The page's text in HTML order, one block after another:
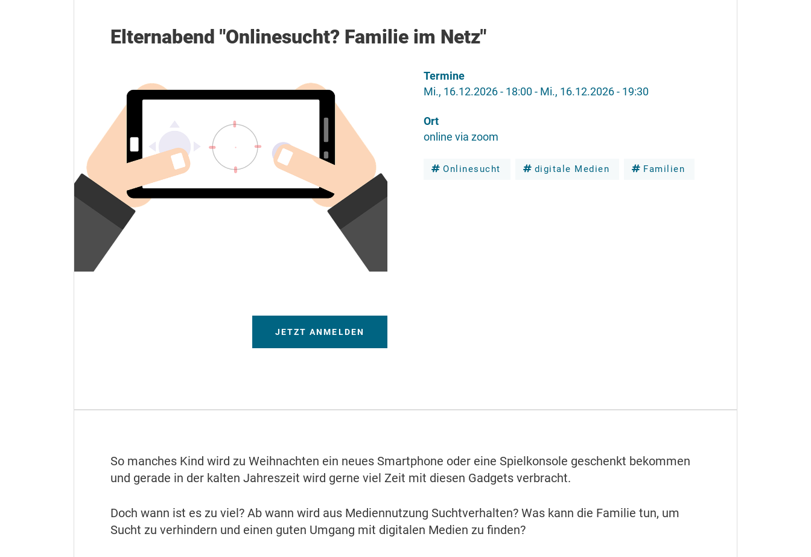
Elternabend "Onlinesucht? Familie im Netz"
JETZT ANMELDEN
Termine
Mi., 16.12.2026 - 18:00- Mi., 16.12.2026 - 19:30
Ort
online via zoom
Onlinesucht digitale Medien Familien
So manches Kind wird zu Weihnachten ein neues Smartphone oder eine Spielkonsole geschenkt bekommen
und gerade in der kalten Jahreszeit wird gerne viel Zeit mit diesen Gadgets verbracht.
Doch wann ist es zu viel? Ab wann wird aus Mediennutzung Suchtverhalten? Was kann die Familie tun, um
Sucht zu verhindern und einen guten Umgang mit digitalen Medien zu finden?